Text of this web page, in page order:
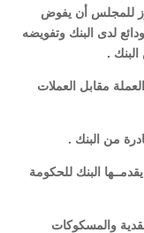
للمجلس أن يفوض
لدى البنك وتفويضه
.
مقابل العملات
البنك للحكومة
والمسكوكات